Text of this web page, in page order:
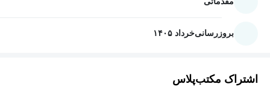
بروزرسانیخرداد ۱۴۰۵
اشتراک مکتب‌پلاس